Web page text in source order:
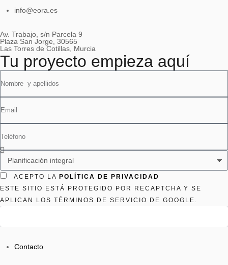
info@eora.es
Av. Trabajo, s/n Parcela 9
Plaza San Jorge, 30565
Las Torres de Cotillas, Murcia
Tu proyecto empieza aquí
ACEPTO LA POLÍTICA DE PRIVACIDAD
ESTE SITIO ESTÁ PROTEGIDO POR RECAPTCHA Y SE
APLICAN LOS TÉRMINOS DE SERVICIO DE GOOGLE.
Contacto